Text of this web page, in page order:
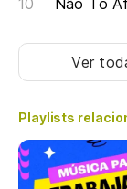
Não Tô
Ver
Playlists